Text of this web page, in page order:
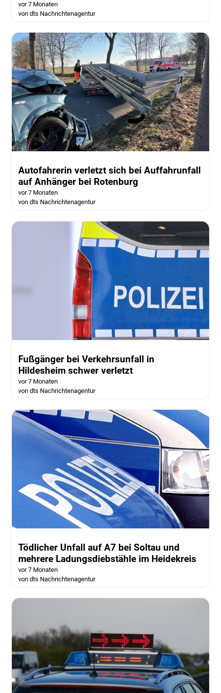
vor 7 Monaten
von dts Nachrichtenagentur
Autofahrerin verletzt sich bei Auffahrunfall
auf Anhänger bei Rotenburg
vor 7 Monaten
von dts Nachrichtenagentur
Fußgänger bei Verkehrsunfall in
Hildesheim schwer verletzt
vor 7 Monaten
von dts Nachrichtenagentur
Tödlicher Unfall auf A7 bei Soltau und
mehrere Ladungsdiebstähle im Heidekreis
vor 7 Monaten
von dts Nachrichtenagentur